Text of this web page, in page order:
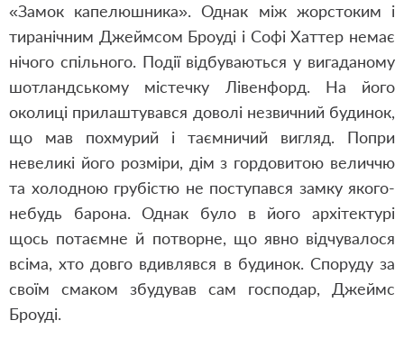
«Замок капелюшника». Однак між жорстоким і
тиранічним Джеймсом Броуді і Софі Хаттер немає
нічого спільного. Події відбуваються у вигаданому
шотландському містечку Лівенфорд. На його
околиці прилаштувався доволі незвичний будинок,
що мав похмурий і таємничий вигляд. Попри
невеликі його розміри, дім з гордовитою величчю
та холодною грубістю не поступався замку якого-
небудь барона. Однак було в його архітектурі
щось потаємне й потворне, що явно відчувалося
всіма, хто довго вдивлявся в будинок. Споруду за
своїм смаком збудував сам господар, Джеймс
Броуді.